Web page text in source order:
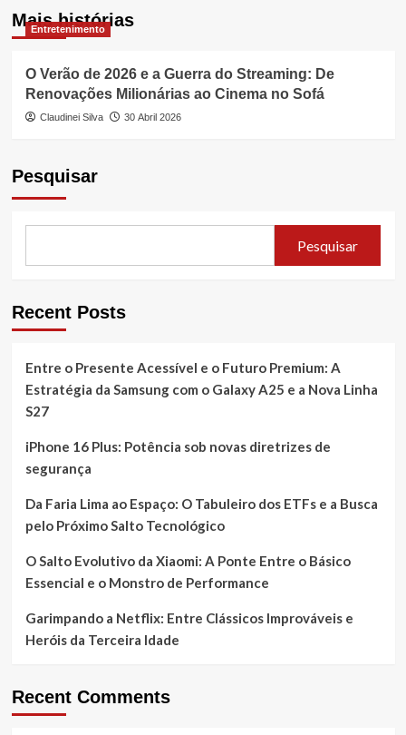
Mais histórias
Entretenimento
O Verão de 2026 e a Guerra do Streaming: De
Renovações Milionárias ao Cinema no Sofá
Claudinei Silva 30 Abril 2026
Pesquisar
Pesquisar
Recent Posts
Entre o Presente Acessível e o Futuro Premium: A
Estratégia da Samsung com o Galaxy A25 e a Nova Linha
S27
iPhone 16 Plus: Potência sob novas diretrizes de
segurança
Da Faria Lima ao Espaço: O Tabuleiro dos ETFs e a Busca
pelo Próximo Salto Tecnológico
O Salto Evolutivo da Xiaomi: A Ponte Entre o Básico
Essencial e o Monstro de Performance
Garimpando a Netflix: Entre Clássicos Improváveis e
Heróis da Terceira Idade
Recent Comments